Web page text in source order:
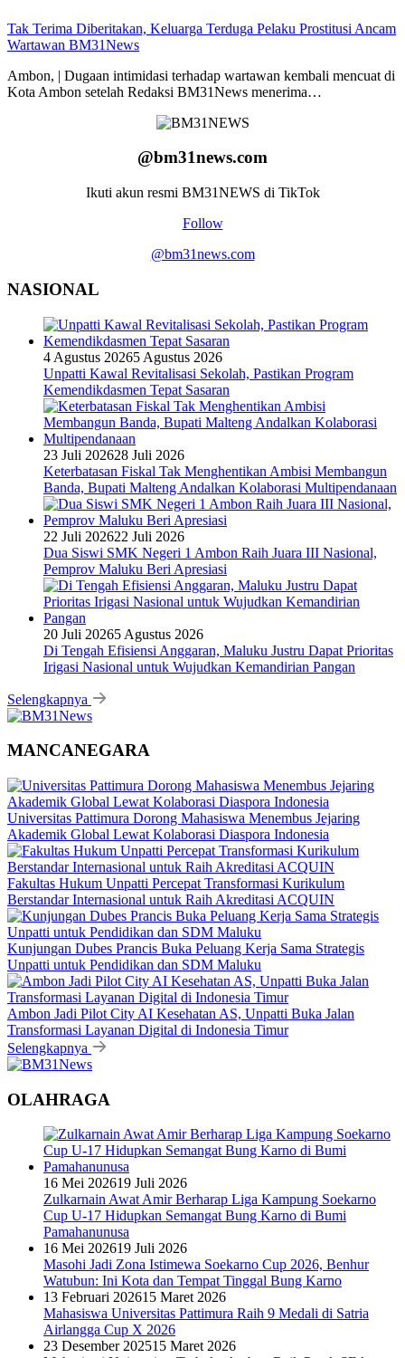
Tak Terima Diberitakan, Keluarga Terduga Pelaku Prostitusi Ancam
Wartawan BM31News
Ambon, | Dugaan intimidasi terhadap wartawan kembali mencuat di
Kota Ambon setelah Redaksi BM31News menerima…
@bm31news.com
Ikuti akun resmi BM31NEWS di TikTok
Follow
@bm31news.com
NASIONAL
4 Agustus 20265 Agustus 2026
Unpatti Kawal Revitalisasi Sekolah, Pastikan Program
Kemendikdasmen Tepat Sasaran
23 Juli 202628 Juli 2026
Keterbatasan Fiskal Tak Menghentikan Ambisi Membangun
Banda, Bupati Malteng Andalkan Kolaborasi Multipendanaan
22 Juli 202622 Juli 2026
Dua Siswi SMK Negeri 1 Ambon Raih Juara III Nasional,
Pemprov Maluku Beri Apresiasi
20 Juli 20265 Agustus 2026
Di Tengah Efisiensi Anggaran, Maluku Justru Dapat Prioritas
Irigasi Nasional untuk Wujudkan Kemandirian Pangan
Selengkapnya
MANCANEGARA
Universitas Pattimura Dorong Mahasiswa Menembus Jejaring
Akademik Global Lewat Kolaborasi Diaspora Indonesia
Fakultas Hukum Unpatti Percepat Transformasi Kurikulum
Berstandar Internasional untuk Raih Akreditasi ACQUIN
Kunjungan Dubes Prancis Buka Peluang Kerja Sama Strategis
Unpatti untuk Pendidikan dan SDM Maluku
Ambon Jadi Pilot City AI Kesehatan AS, Unpatti Buka Jalan
Transformasi Layanan Digital di Indonesia Timur
Selengkapnya
OLAHRAGA
16 Mei 202619 Juli 2026
Zulkarnain Awat Amir Berharap Liga Kampung Soekarno
Cup U-17 Hidupkan Semangat Bung Karno di Bumi
Pamahanunusa
16 Mei 202619 Juli 2026
Masohi Jadi Zona Istimewa Soekarno Cup 2026, Benhur
Watubun: Ini Kota dan Tempat Tinggal Bung Karno
13 Februari 202615 Maret 2026
Mahasiswa Universitas Pattimura Raih 9 Medali di Satria
Airlangga Cup X 2026
23 Desember 202515 Maret 2026